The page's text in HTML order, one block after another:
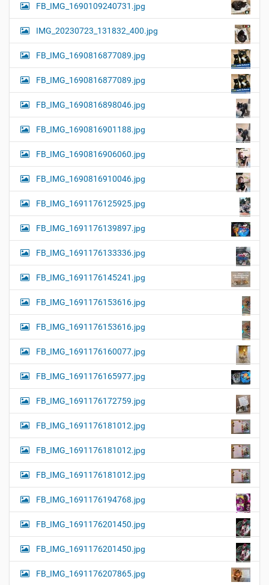
FB_IMG_1690109240731.jpg
IMG_20230723_131832_400.jpg
FB_IMG_1690816877089.jpg
FB_IMG_1690816877089.jpg
FB_IMG_1690816898046.jpg
FB_IMG_1690816901188.jpg
FB_IMG_1690816906060.jpg
FB_IMG_1690816910046.jpg
FB_IMG_1691176125925.jpg
FB_IMG_1691176139897.jpg
FB_IMG_1691176133336.jpg
FB_IMG_1691176145241.jpg
FB_IMG_1691176153616.jpg
FB_IMG_1691176153616.jpg
FB_IMG_1691176160077.jpg
FB_IMG_1691176165977.jpg
FB_IMG_1691176172759.jpg
FB_IMG_1691176181012.jpg
FB_IMG_1691176181012.jpg
FB_IMG_1691176181012.jpg
FB_IMG_1691176194768.jpg
FB_IMG_1691176201450.jpg
FB_IMG_1691176201450.jpg
FB_IMG_1691176207865.jpg